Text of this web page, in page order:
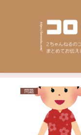
問題